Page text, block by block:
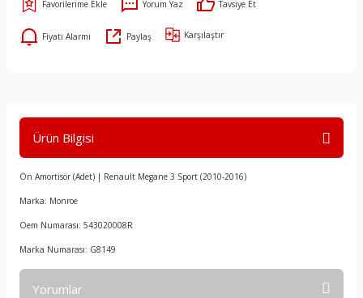
Yorum Yaz Tavsiye Et
Fiyatı Alarmı Paylaş Karşılaştır
Ürün Bilgisi
Ön Amortisör (Adet) | Renault Megane 3 Sport (2010-2016)
Marka: Monroe
Oem Numarası: 543020008R
Marka Numarası: G8149
Yorumlar